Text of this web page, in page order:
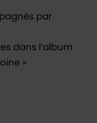
par
dans l’album
»